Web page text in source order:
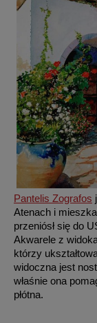
Pantelis Zografos
Atenach i
przeniósł się do
Akwarele z
którzy
widoczna jest
właśnie ona
płótna.